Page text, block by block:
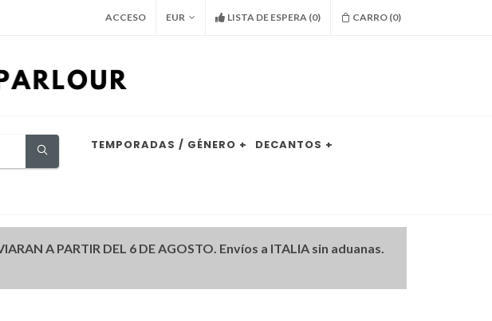
ACCESO EUR LISTA DE ESPERA (0) CARRO (0)
TEMPORADAS / GÉNERO + DECANTOS +
A PARTIR DEL 6 DE AGOSTO. Envíos a ITALIA sin aduanas.